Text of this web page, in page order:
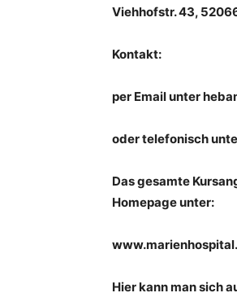
Viehhofstr. 43,
Kontakt:
per Email unter
oder telefonisch
Das gesamte
Homepage unter:
Hier kann man sich